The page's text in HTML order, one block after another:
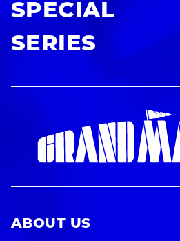
SPECIAL
SERIES
ABOUT US